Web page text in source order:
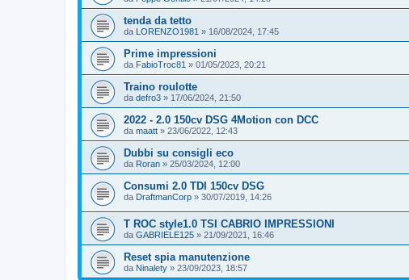
tenda da tetto
da LORENZO1981 » 16/08/2024, 17:45
Prime impressioni
da FabioTroc81 » 01/05/2023, 20:21
Traino roulotte
da defro3 » 17/06/2024, 21:50
2022 - 2.0 150cv DSG 4Motion con DCC
da maatt » 23/06/2022, 12:43
Dubbi su consigli eco
da Roran » 25/03/2024, 12:00
Consumi 2.0 TDI 150cv DSG
da DraftmanCorp » 30/07/2019, 14:26
T ROC style1.0 TSI CABRIO IMPRESSIONI
da GABRIELE125 » 21/09/2021, 16:46
Reset spia manutenzione
da Ninalety » 23/09/2023, 18:57